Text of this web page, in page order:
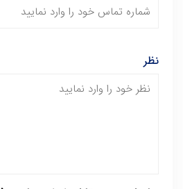
نظر